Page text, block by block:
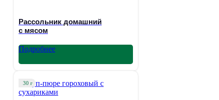
Рассольник домашний
с мясом
Подробнее
30 г